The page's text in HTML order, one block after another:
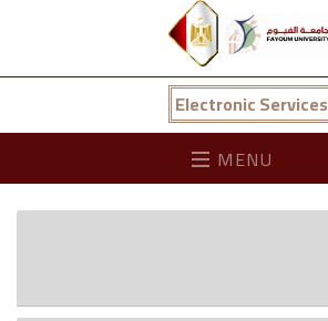
Electronic Services
MENU